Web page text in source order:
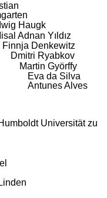
Haugk
Adnan Yıldız
Finnja Denkewitz
Dmitri Ryabkov
Martin Györffy
Eva da Silva
Antunes Alves
Universität zu